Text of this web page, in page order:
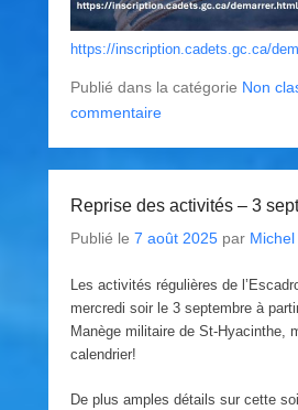
https://inscription.cadets.gc.ca/
Publié dans la catégorie Non
commentaire
Reprise des activités – 3
Publié le 7 août 2025 par
Les activités régulières de
mercredi soir le 3 septembre à
Manège militaire de St-Hyacinthe,
calendrier!
De plus amples détails sur cette